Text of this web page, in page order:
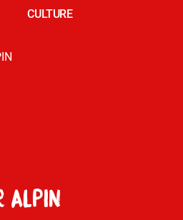
CULTURE